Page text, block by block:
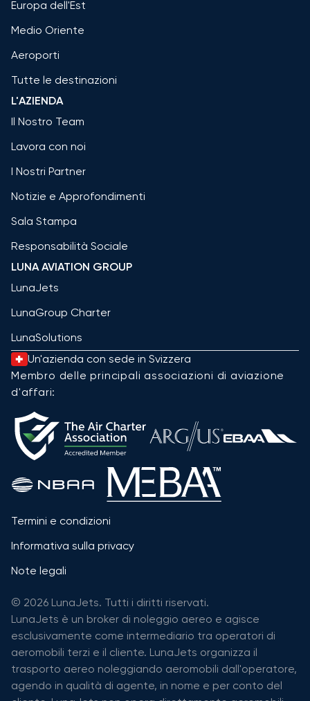
Europa dell'Est
Medio Oriente
Aeroporti
Tutte le destinazioni
L'AZIENDA
Il Nostro Team
Lavora con noi
I Nostri Partner
Notizie e Approfondimenti
Sala Stampa
Responsabilità Sociale
LUNA AVIATION GROUP
LunaJets
LunaGroup Charter
LunaSolutions
Un'azienda con sede in Svizzera
Membro delle principali associazioni di aviazione
d'affari:
Termini e condizioni
Informativa sulla privacy
Note legali
© 2026 LunaJets. Tutti i diritti riservati.
LunaJets è un broker di noleggio aereo e agisce
esclusivamente come intermediario tra operatori di
aeromobili terzi e il cliente. LunaJets organizza il
trasporto aereo noleggiando aeromobili dall'operatore,
agendo in qualità di agente, in nome e per conto del